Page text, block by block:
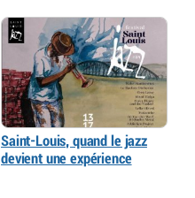
Saint-Louis, quand le jazz
devient une expérience